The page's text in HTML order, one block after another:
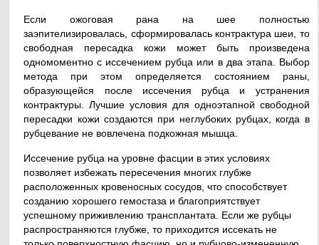
Если ожоговая рана на шее полностью
заэпителизировалась, сформировалась контрактура шеи, то
свободная пересадка кожи может быть произведена
одномоментно с иссечением рубца или в два этапа. Выбор
метода при этом определяется состоянием раны,
образующейся после иссечения рубца и устранения
контрактуры. Лучшие условия для одноэтапной свободной
пересадки кожи создаются при неглубоких рубцах, когда в
рубцевание не вовлечена подкожная мышца.
Иссечение рубца на уровне фасции в этих условиях
позволяет избежать пересечения многих глубже
расположенных кровеносных сосудов, что способствует
созданию хорошего гемостаза и благоприятствует
успешному приживлению трансплантата. Если же рубцы
распространяются глубже, то приходится иссекать не